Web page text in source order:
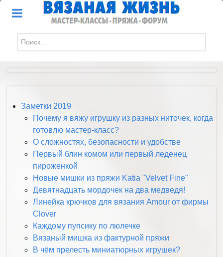
Искать...
Заметки 2019
Почему я вяжу игрушку из разных ниточек, когда
готовлю мастер-класс?
О сложностях, безопасности и удобстве
Первый блин комом или первый леденец
пироженкой
Новые мишки из пряжи Katia "Velvet Fine"
Девятнадцать мордочек на два медведя!
Линейка крючков для вязания Amour от фирмы
Clover
Каждому пупсику по люлечке
Вязаный мишка из фактурной пряжи
В чём прелесть миниатюрных игрушек?